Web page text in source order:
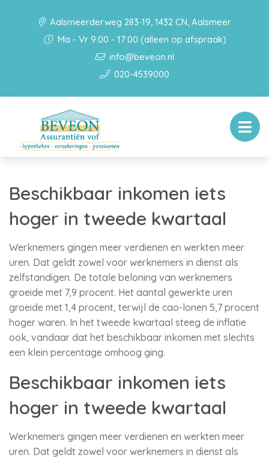
Aalsmeerderweg 283-19, 1432 CN, Aalsmeer
Ma - Vr 9:00 - 17:00 (alleen op afspraak)
info@beveon.nl
020-4539000
Beschikbaar inkomen iets
hoger in tweede kwartaal
Werknemers gingen meer verdienen en werkten meer
uren. Dat geldt zowel voor werknemers in dienst als
zelfstandigen. De totale beloning van werknemers
groeide met 7,9 procent. Het aantal gewerkte uren
groeide met 1,4 procent, terwijl de cao-lonen 5,7 procent
hoger waren. In het tweede kwartaal steeg de inflatie
ook, vandaar dat het beschikbaar inkomen met slechts
een klein percentage omhoog ging.
Beschikbaar inkomen iets
hoger in tweede kwartaal
Werknemers gingen meer verdienen en werkten meer
uren. Dat geldt zowel voor werknemers in dienst als